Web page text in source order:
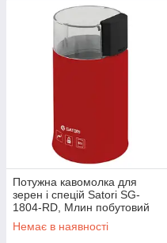
Потужна кавомолка для
зерен і спецій Satori SG-
1804-RD, Млин побутовий
для перемелювання кави
DZ-55
Немає в наявності